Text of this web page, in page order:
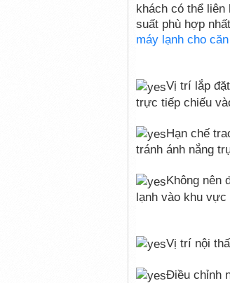
khách có thể liên
suất phù hợp
máy lạnh cho
Vị trí lắp
trực tiếp chiếu
Hạn chế
tránh ánh nắng
Không nên
lạnh vào khu vực
Vị trí nội
Điều chỉnh